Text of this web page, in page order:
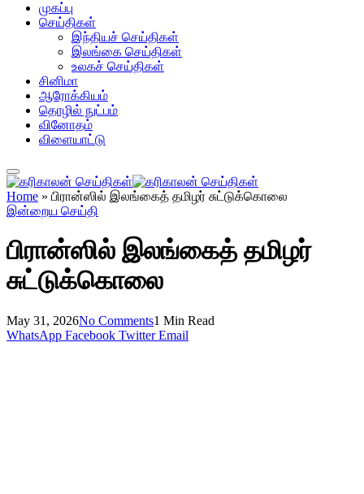
முகப்பு
செய்திகள்
இந்தியச் செய்திகள்
இலங்கை செய்திகள்
உலகச் செய்திகள்
சினிமா
ஆரோக்கியம்
தொழில் நுட்பம்
வினோதம்
விளையாட்டு
Home » பிரான்ஸில் இலங்கைத் தமிழர் சுட்டுக்கொலை
இன்றைய செய்தி
பிரான்ஸில் இலங்கைத் தமிழர்
சுட்டுக்கொலை
May 31, 2026No Comments1 Min Read
WhatsApp Facebook Twitter Email